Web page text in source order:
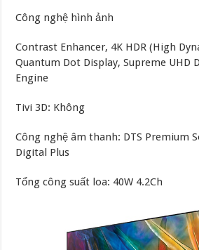
Công nghệ hình ảnh
Contrast Enhancer, 4K HDR (High
Quantum Dot Display, Supreme UHD
Engine
Tivi 3D: Không
Công nghệ âm thanh: DTS Premium
Digital Plus
Tổng công suất loa: 40W 4.2Ch